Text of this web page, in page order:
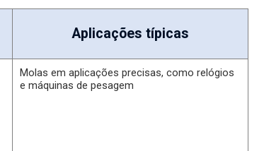
Aplicações típicas
Molas em aplicações precisas, como relógios
e máquinas de pesagem